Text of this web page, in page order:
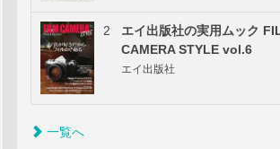
2
エイ出版社の実用ムック
CAMERA STYLE vol.6
エイ出版社
一覧へ